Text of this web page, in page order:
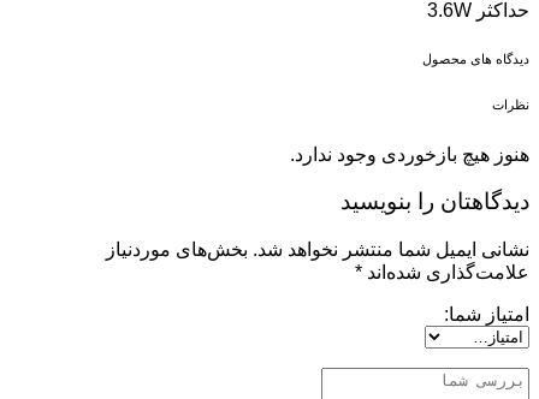
حداکثر 3.6W
دیدگاه های محصول
نظرات
هنوز هیچ بازخوردی وجود ندارد.
دیدگاهتان را بنویسید
نشانی ایمیل شما منتشر نخواهد شد. بخش‌های موردنیاز
علامت‌گذاری شده‌اند *
امتیاز شما: